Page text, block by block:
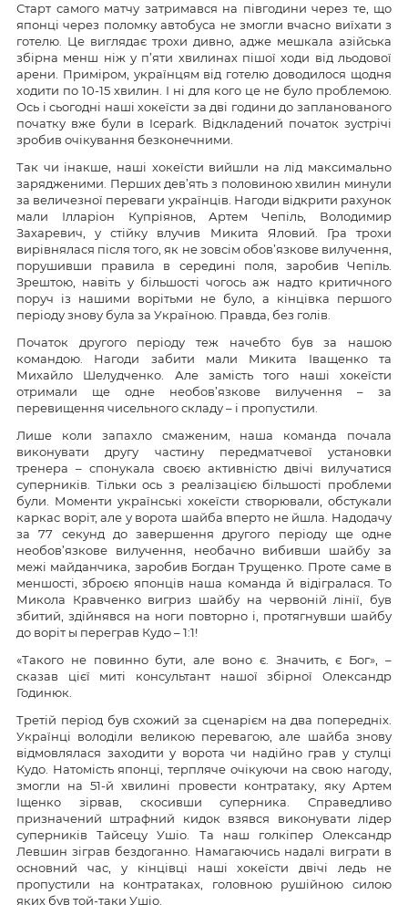
Старт самого матчу затримався на півгодини через те, що
японці через поломку автобуса не змогли вчасно виїхати з
готелю. Це виглядає трохи дивно, адже мешкала азійська
збірна менш ніж у п’яти хвилинах пішої ходи від льодової
арени. Приміром, українцям від готелю доводилося щодня
ходити по 10-15 хвилин. І ні для кого це не було проблемою.
Ось і сьогодні наші хокеїсти за дві години до запланованого
початку вже були в Icepark. Відкладений початок зустрічі
зробив очікування безконечними.
Так чи інакше, наші хокеїсти вийшли на лід максимально
зарядженими. Перших дев’ять з половиною хвилин минули
за величезної переваги українців. Нагоди відкрити рахунок
мали Ілларіон Купріянов, Артем Чепіль, Володимир
Захаревич, у стійку влучив Микита Яловий. Гра трохи
вирівнялася після того, як не зовсім обов’язкове вилучення,
порушивши правила в середині поля, заробив Чепіль.
Зрештою, навіть у більшості чогось аж надто критичного
поруч із нашими ворітьми не було, а кінцівка першого
періоду знову була за Україною. Правда, без голів.
Початок другого періоду теж начебто був за нашою
командою. Нагоди забити мали Микита Іващенко та
Михайло Шелудченко. Але замість того наші хокеїсти
отримали ще одне необов’язкове вилучення – за
перевищення чисельного складу – і пропустили.
Лише коли запахло смаженим, наша команда почала
виконувати другу частину передматчевої установки
тренера – спонукала своєю активністю двічі вилучатися
суперників. Тільки ось з реалізацією більшості проблеми
були. Моменти українські хокеїсти створювали, обстукали
каркас воріт, але у ворота шайба вперто не йшла. Надодачу
за 77 секунд до завершення другого періоду ще одне
необов’язкове вилучення, необачно вибивши шайбу за
межі майданчика, заробив Богдан Трущенко. Проте саме в
меншості, зброєю японців наша команда й відігралася. То
Микола Кравченко вигриз шайбу на червоній лінії, був
збитий, здійнявся на ноги повторно і, протягнувши шайбу
до воріт ы переграв Кудо – 1:1!
«Такого не повинно бути, але воно є. Значить, є Бог», –
сказав цієї миті консультант нашої збірної Олександр
Годинюк.
Третій період був схожий за сценарієм на два попередніх.
Українці володіли великою перевагою, але шайба знову
відмовлялася заходити у ворота чи надійно грав у стулці
Кудо. Натомість японці, терпляче очікуючи на свою нагоду,
змогли на 51-й хвилині провести контратаку, яку Артем
Іщенко зірвав, скосивши суперника. Справедливо
призначений штрафний кидок взявся виконувати лідер
суперників Тайсецу Ушіо. Та наш голкіпер Олександр
Левшин зіграв бездоганно. Намагаючись надалі виграти в
основний час, у кінцівці наші хокеїсти двічі ледь не
пропустили на контратаках, головною рушійною силою
яких був той-таки Ушіо.